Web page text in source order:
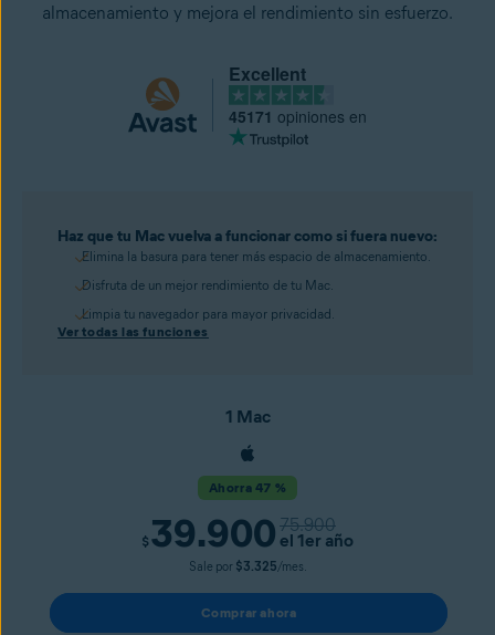
almacenamiento y mejora el rendimiento sin esfuerzo.
Excellent
45171 opiniones en
Haz que tu Mac vuelva a funcionar como si fuera nuevo:
Elimina la basura para tener más espacio de almacenamiento.
Disfruta de un mejor rendimiento de tu Mac.
Limpia tu navegador para mayor privacidad.
Ver todas las funciones
1 Mac
Ahorra 47 %
$39.900 75.900
el 1er año
Sale por $3.325/mes.
Comprar ahora